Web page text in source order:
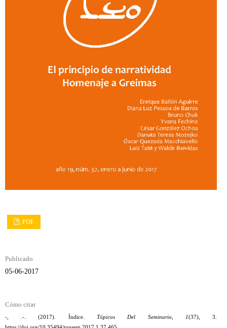
PDF
Publicado
05-06-2017
Cómo citar
-, .-. (2017). Índice.Tópicos Del Seminario, 1(37), 3.